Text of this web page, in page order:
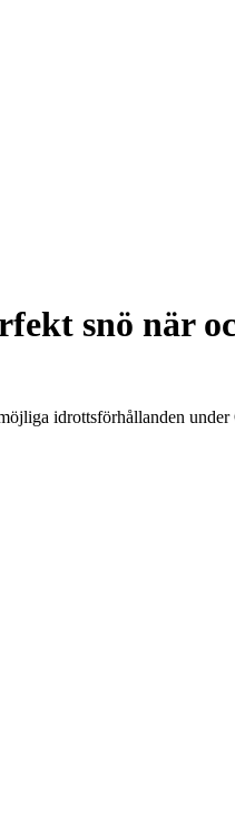
snö när
idrottsförhållanden